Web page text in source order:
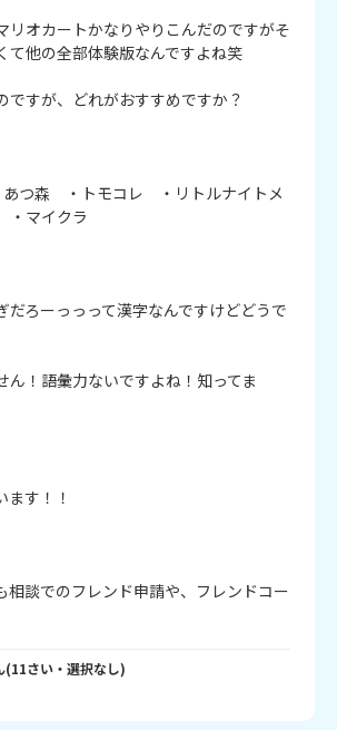
リオカートかなりやりこんだのですがそ
て他の全部体験版なんですよね笑
ですが、どれがおすすめですか？
あつ森　・トモコレ　・リトルナイトメ
・マイクラ
ろーっっって漢字なんですけどどうで
ん！語彙力ないですよね！知ってま
ます！！
談でのフレンド申請や、フレンドコー
(11さい・ 選択なし)